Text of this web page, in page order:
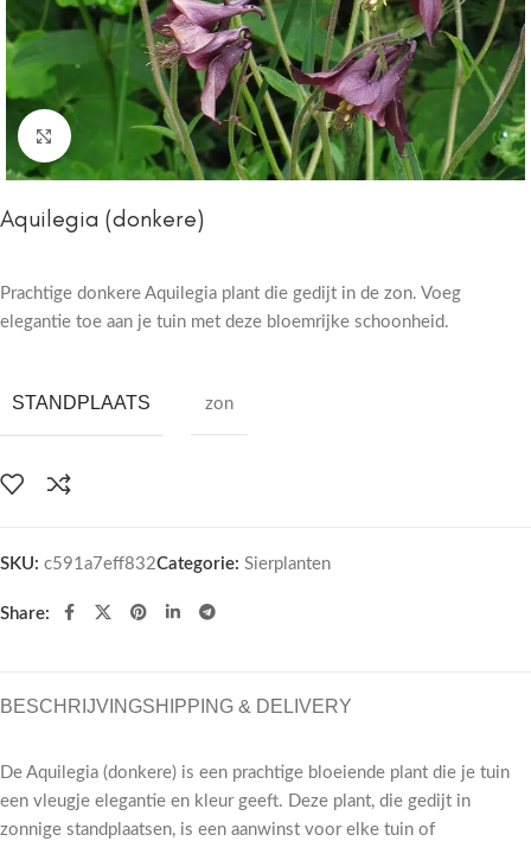
Click to enlarge
Aquilegia (donkere)
Prachtige donkere Aquilegia plant die gedijt in de zon. Voeg
elegantie toe aan je tuin met deze bloemrijke schoonheid.
STANDPLAATS zon
SKU: c591a7eff832Categorie: Sierplanten
Share:
BESCHRIJVINGSHIPPING & DELIVERY
De Aquilegia (donkere) is een prachtige bloeiende plant die je tuin
een vleugje elegantie en kleur geeft. Deze plant, die gedijt in
zonnige standplaatsen, is een aanwinst voor elke tuin of